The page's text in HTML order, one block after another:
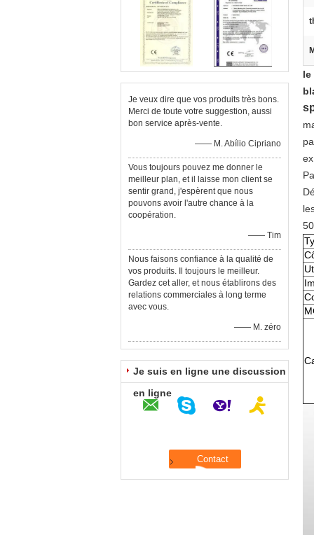
Je veux dire que vos produits très bons.
Merci de toute votre suggestion, aussi
bon service après-vente.
—— M. Abílio Cipriano
Vous toujours pouvez me donner le
meilleur plan, et il laisse mon client se
sentir grand, j'espèrent que nous
pouvons avoir l'autre chance à la
coopération.
—— Tim
Nous faisons confiance à la qualité de
vos produits. Il toujours le meilleur.
Gardez cet aller, et nous établirons des
relations commerciales à long terme
avec vous.
—— M. zéro
Je suis en ligne une discussion
en ligne
le